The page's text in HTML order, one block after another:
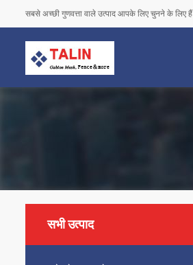
सबसे अच्छी गुणवत्ता वाले उत्पाद आपके लिए चुनने के लिए हैं
सभी उत्पाद